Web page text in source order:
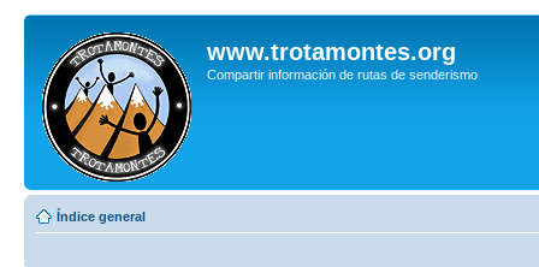
www.trotamontes.org
Compartir información de rutas de senderismo
Índice general